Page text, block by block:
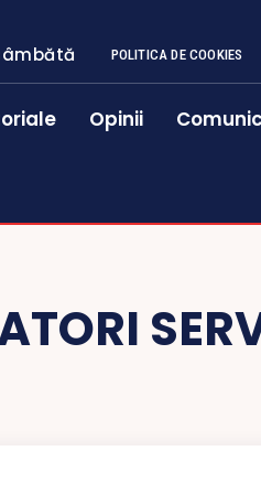
POLITICA DE COOKIES
Opinii